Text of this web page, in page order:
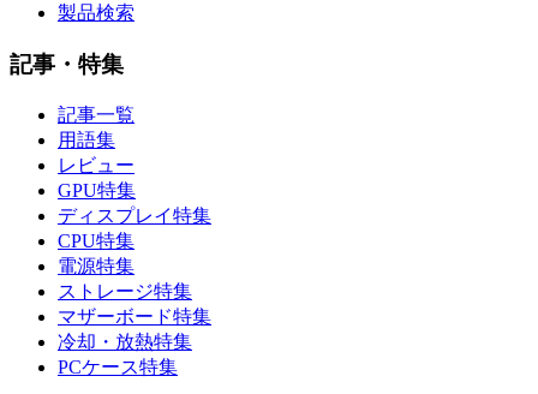
製品検索
記事・特集
記事一覧
用語集
レビュー
GPU特集
ディスプレイ特集
CPU特集
電源特集
ストレージ特集
マザーボード特集
冷却・放熱特集
PCケース特集